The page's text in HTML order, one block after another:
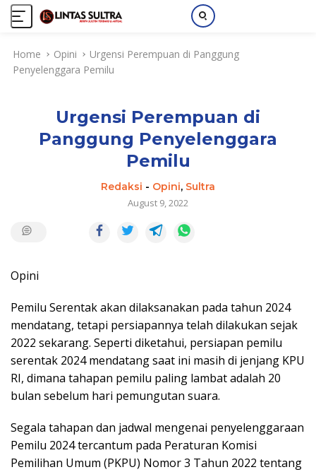
Home Opini
Urgensi Perempuan di Panggung
Penyelenggara Pemilu
Urgensi Perempuan di
Panggung Penyelenggara
Pemilu
Redaksi - Opini, Sultra
August 9, 2022
Opini
Pemilu Serentak akan dilaksanakan pada tahun 2024
mendatang, tetapi persiapannya telah dilakukan sejak
2022 sekarang. Seperti diketahui, persiapan pemilu
serentak 2024 mendatang saat ini masih di jenjang KPU
RI, dimana tahapan pemilu paling lambat adalah 20
bulan sebelum hari pemungutan suara.
Segala tahapan dan jadwal mengenai penyelenggaraan
Pemilu 2024 tercantum pada Peraturan Komisi
Pemilihan Umum (PKPU) Nomor 3 Tahun 2022 tentang